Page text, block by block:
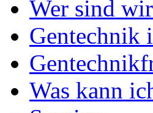
Wer sind
Gentechnik
Was kann